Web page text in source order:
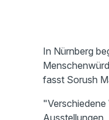
In Nürnberg
fasst Sorush